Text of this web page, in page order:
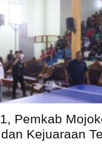
Pemkab
Kejuaraan